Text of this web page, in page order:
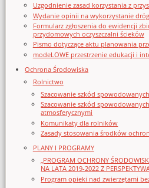
Uzgodnienie zasad korzystania z
Wydanie opinii na wykorzystanie
Formularz zgłoszenia do ewidencji
przydomowych oczyszczalni ścieków
Pismo dotyczące aktu planowania
modeLOWE przestrzenie edukacji i
Ochrona Środowiska
Rolnictwo
Szacowanie szkód
Szacowanie szkód
atmosferycznymi
Komunikaty dla rolników
Zasady stosowania środków
PLANY I PROGRAMY
„PROGRAM OCHRONY
NA LATA 2019-2022 Z
Program opieki nad zwierzętami